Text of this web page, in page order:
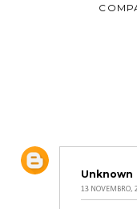
Unknown
13 NOVEMBRO,